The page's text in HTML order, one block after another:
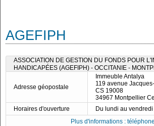
AGEFIPH
ASSOCIATION DE GESTION DU FONDS POUR
HANDICAPÉES (AGEFIPH) - OCCITANIE -
Adresse géopostale
Immeuble Antalya
119 avenue
CS 19008
34967 Montpellier
Horaires d'ouverture
Du lundi au
Plus d'informations :